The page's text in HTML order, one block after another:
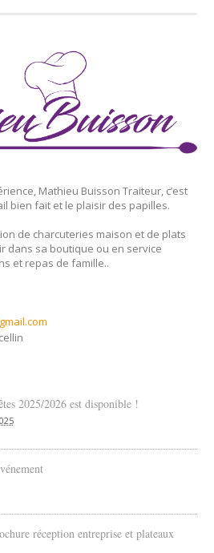
Mathieu Buisson Traiteur, c’est
bien fait et le plaisir des papilles.
de charcuteries maison et de plats
dans sa boutique ou en service
et repas de famille..
2025/2026 est disponible !
réception entreprise et plateaux